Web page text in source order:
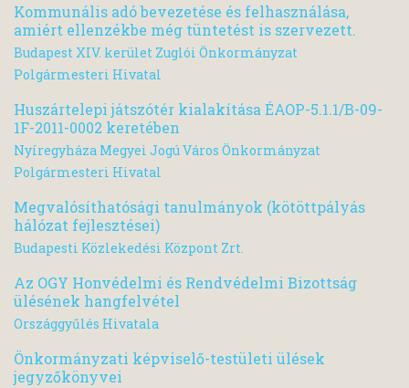
Kommunális adó bevezetése és felhasználása,
amiért ellenzékbe még tüntetést is szervezett.
Budapest XIV. kerület Zuglói Önkormányzat
Polgármesteri Hivatal
Huszártelepi játszótér kialakítása ÉAOP-5.1.1/B-09-
1F-2011-0002 keretében
Nyíregyháza Megyei Jogú Város Önkormányzat
Polgármesteri Hivatal
Megvalósíthatósági tanulmányok (kötöttpályás
hálózat fejlesztései)
Budapesti Közlekedési Központ Zrt.
Az OGY Honvédelmi és Rendvédelmi Bizottság
ülésének hangfelvétel
Országgyűlés Hivatala
Önkormányzati képviselő-testületi ülések
jegyzőkönyvei